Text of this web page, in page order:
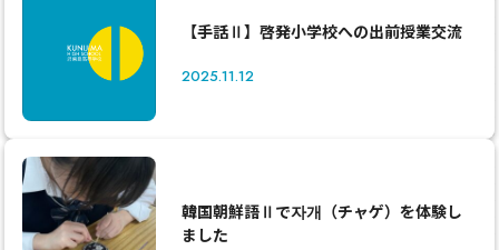
【手話Ⅱ】啓発小学校への出前授業交流
2025.11.12
韓国朝鮮語Ⅱで자개（チャゲ）を体験し
ました